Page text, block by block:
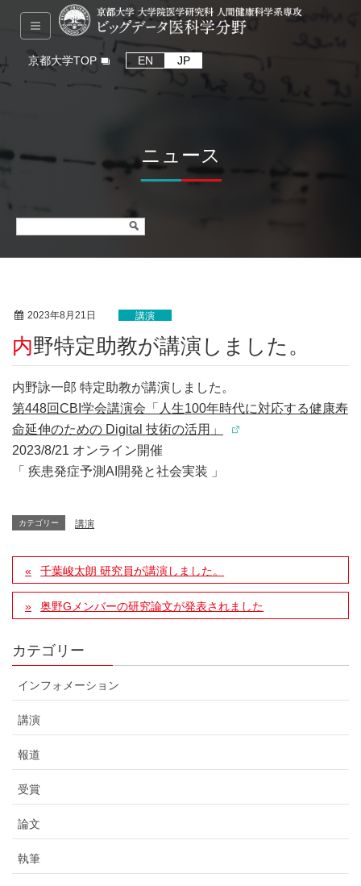
京都大学TOP EN JP
ニュース
2023年8月21日 講演
内野特定助教が講演しました。
内野詠一郎 特定助教が講演しました。
第448回CBI学会講演会「人生100年時代に対応する健康寿
命延伸のための Digital 技術の活用」
2023/8/21 オンライン開催
「 疾患発症予測AI開発と社会実装 」
カテゴリー 講演
千葉峻太朗 研究員が講演しました。
奥野Gメンバーの研究論文が発表されました
カテゴリー
インフォメーション
講演
報道
受賞
論文
執筆